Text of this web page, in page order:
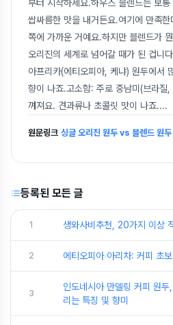
부터 시작하세요.하우스 블렌드는 보
쌉싸름한 맛을 내거든요.여기에 만족
쪽에 가까운 거예요.하지만 블렌드가
오리진의 세계로 넘어갈 때가 된 겁니
아프리카(에티오피아, 케냐) 원두에서
향이 나죠.고소함: 주로 중남미(브라질
껴져요. 견과류나 초콜릿 맛이 나죠....
원문링크 싱글 오리진 원두 vs 블렌드 원두
등록된 모든 글
1 생와사비추천, 20가지 이상
2 에티오피아 아리차: 커피 초
3
인도네시아 만델링 커피 원
리는 특징 및 향미